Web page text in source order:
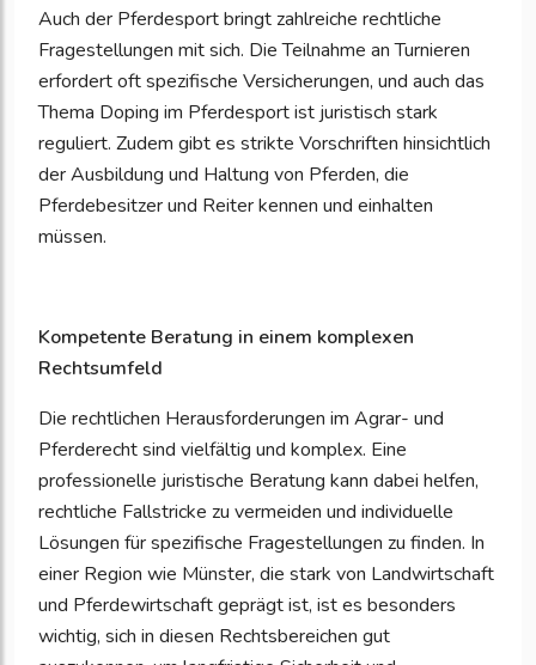
Auch der Pferdesport bringt zahlreiche rechtliche
Fragestellungen mit sich. Die Teilnahme an Turnieren
erfordert oft spezifische Versicherungen, und auch das
Thema Doping im Pferdesport ist juristisch stark
reguliert. Zudem gibt es strikte Vorschriften hinsichtlich
der Ausbildung und Haltung von Pferden, die
Pferdebesitzer und Reiter kennen und einhalten
müssen.
Kompetente Beratung in einem komplexen
Rechtsumfeld
Die rechtlichen Herausforderungen im Agrar- und
Pferderecht sind vielfältig und komplex. Eine
professionelle juristische Beratung kann dabei helfen,
rechtliche Fallstricke zu vermeiden und individuelle
Lösungen für spezifische Fragestellungen zu finden. In
einer Region wie Münster, die stark von Landwirtschaft
und Pferdewirtschaft geprägt ist, ist es besonders
wichtig, sich in diesen Rechtsbereichen gut